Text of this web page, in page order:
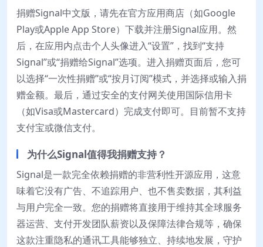
捐赠Signal中文版，请先在官方应用商店（如Google
Play或Apple App Store）下载并注册Signal应用。然
后，在应用内点击个人头像进入“设置”，找到“支持
Signal”或“捐赠给Signal”选项。进入捐赠页面后，您可
以选择“一次性捐赠”或“按月订阅”模式，并选择或输入捐
赠金额。最后，通过安全的支付网关使用国际信用卡
（如Visa或Mastercard）完成支付即可。目前暂不支持
支付宝或微信支付。
为什么Signal值得我捐赠支持？
Signal是一款完全依赖捐赠的非营利性开源应用，这意
味着它没有广告、不追踪用户、也不售卖数据，其利益
与用户完全一致。您的捐赠将直接用于维持其全球服务
器运营、支付开发团队薪资以及保障法律合规等，确保
这款注重隐私的通讯工具能够独立、持续地发展，守护